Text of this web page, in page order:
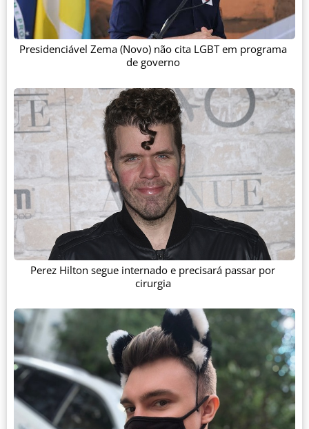
Presidenciável Zema (Novo) não cita LGBT em programa
de governo
Perez Hilton segue internado e precisará passar por
cirurgia